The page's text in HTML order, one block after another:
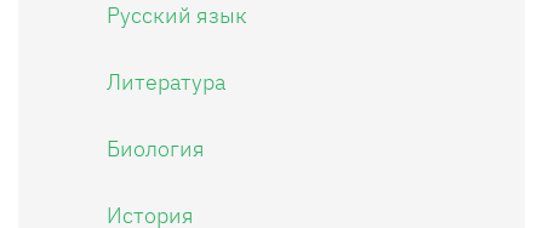
Русский язык
Литература
Биология
История